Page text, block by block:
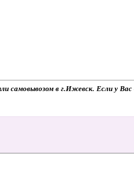
самовывозом в г.Ижевск. Если у